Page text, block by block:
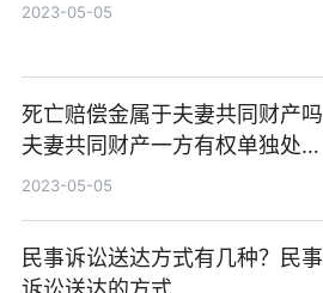
2023-05-05
死亡赔偿金属于夫妻共同财产吗
夫妻共同财产一方有权单独处理
吗？
2023-05-05
民事诉讼送达方式有几种？民事